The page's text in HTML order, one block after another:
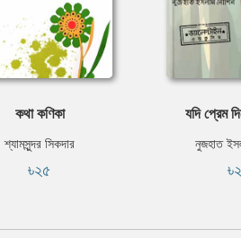
কথা কণিকা
শ্যামসুন্দর সিকদার
৳২৫
যদি প্রেম
নুজহাত